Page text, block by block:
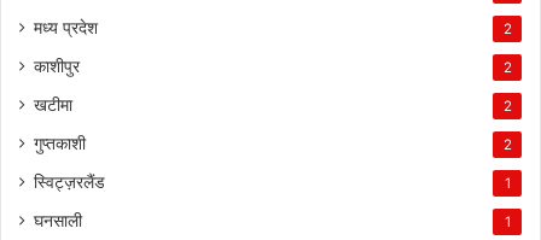
मध्य प्रदेश 2
काशीपुर 2
खटीमा 2
गुप्तकाशी 2
स्विट्ज़रलैंड 1
घनसाली 1